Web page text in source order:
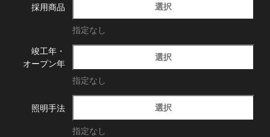
採用商品 選択
指定なし
竣工年・
オープン年
選択
指定なし
照明手法 選択
指定なし